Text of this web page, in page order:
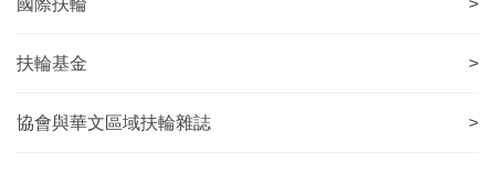
扶輪基金 >
協會與華文區域扶輪雜誌 >